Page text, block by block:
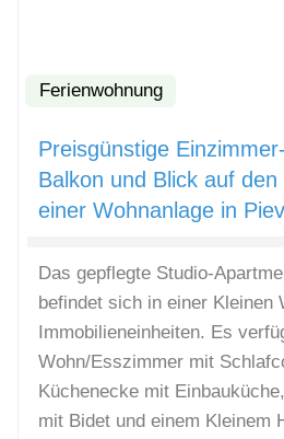
Ferienwohnung
Preisgünstige
Balkon und Blick auf
einer Wohnanlage in
Das gepflegte Studio-
befindet sich in einer Kleinen
Immobilieneinheiten. Es
Wohn/Esszimmer mit
Küchenecke mit
mit Bidet und einem Kleinem